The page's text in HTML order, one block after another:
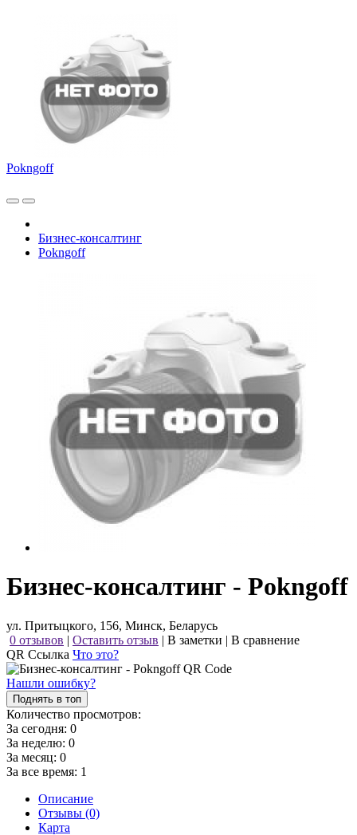
Pokngoff
Бизнес-консалтинг
Pokngoff
Бизнес-консалтинг - Pokngoff
ул. Притыцкого, 156, Минск, Беларусь
0 отзывов | Оставить отзыв | В заметки | В сравнение
QR Ссылка Что это?
Нашли ошибку?
Поднять в топ
Количество просмотров:
За сегодня: 0
За неделю: 0
За месяц: 0
За все время: 1
Описание
Отзывы (0)
Карта